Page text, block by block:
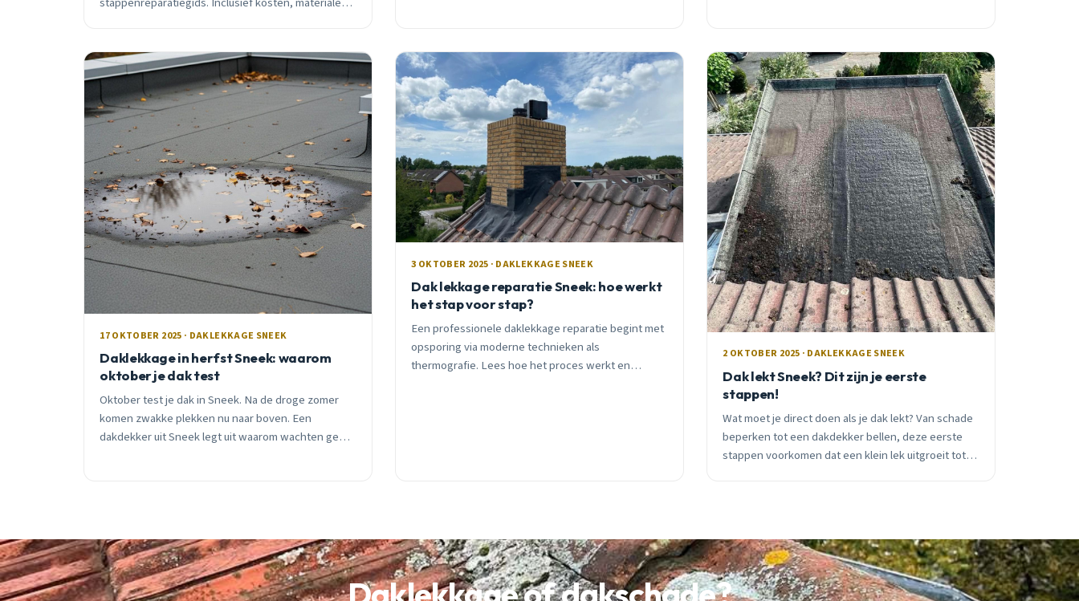
17 OKTOBER 2025 · DAKLEKKAGE SNEEK
Daklekkage in herfst Sneek: waarom
oktober je dak test
Oktober test je dak in Sneek. Na de droge zomer
komen zwakke plekken nu naar boven. Een
dakdekker uit Sneek legt uit waarom wachten geen
3 OKTOBER 2025 · DAKLEKKAGE SNEEK
Dak lekkage reparatie Sneek: hoe werkt
het stap voor stap?
Een professionele daklekkage reparatie begint met
opsporing via moderne technieken als
thermografie. Lees hoe het proces werkt en
2 OKTOBER 2025 · DAKLEKKAGE SNEEK
Dak lekt Sneek? Dit zijn je eerste
stappen!
Wat moet je direct doen als je dak lekt? Van schade
beperken tot een dakdekker bellen, deze eerste
stappen voorkomen dat een klein lek uitgroeit tot